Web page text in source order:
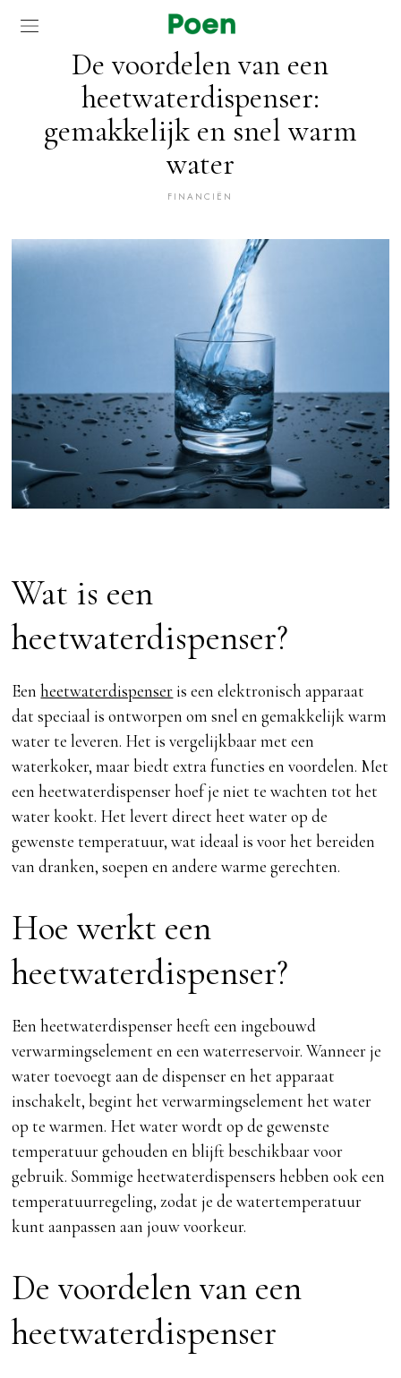
De voordelen van een
heetwaterdispenser:
gemakkelijk en snel warm
water
FINANCIËN
Wat is een
heetwaterdispenser?
Eenheetwaterdispenseris een elektronisch apparaat
dat speciaal is ontworpen om snel en gemakkelijk warm
water te leveren. Het is vergelijkbaar met een
waterkoker, maar biedt extra functies en voordelen. Met
een heetwaterdispenser hoef je niet te wachten tot het
water kookt. Het levert direct heet water op de
gewenste temperatuur, wat ideaal is voor het bereiden
van dranken, soepen en andere warme gerechten.
Hoe werkt een
heetwaterdispenser?
Een heetwaterdispenser heeft een ingebouwd
verwarmingselement en een waterreservoir. Wanneer je
water toevoegt aan de dispenser en het apparaat
inschakelt, begint het verwarmingselement het water
op te warmen. Het water wordt op de gewenste
temperatuur gehouden en blijft beschikbaar voor
gebruik. Sommige heetwaterdispensers hebben ook een
temperatuurregeling, zodat je de watertemperatuur
kunt aanpassen aan jouw voorkeur.
De voordelen van een
heetwaterdispenser